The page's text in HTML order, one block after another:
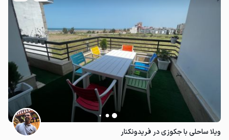
ویلا ساحلی با جکوزی در فریدونکنار